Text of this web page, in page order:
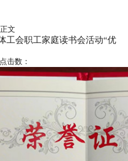
正文
工会职工家庭读书会活动“优
点击数：